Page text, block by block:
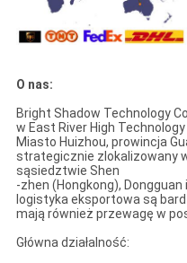
O nas:
Bright Shadow Technology
w East River High
Miasto Huizhou, prowincja
strategicznie zlokalizowany
sąsiedztwie Shen
-zhen (Hongkong),
logistyka eksportowa są
mają również przewagę w
Główna działalność: